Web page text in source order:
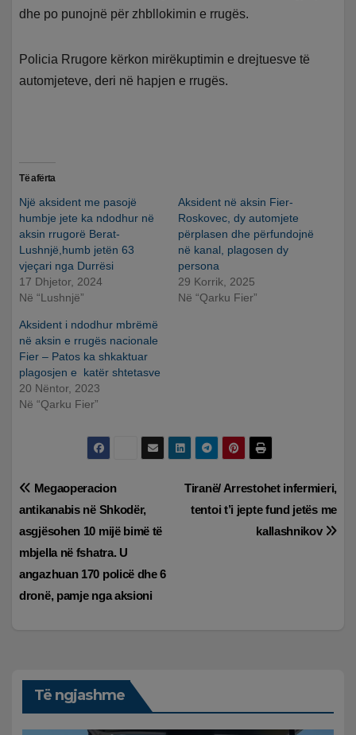
dhe po punojnë për zhbllokimin e rrugës.
Policia Rrugore kërkon mirëkuptimin e drejtuesve të
automjeteve, deri në hapjen e rrugës.
Të afërta
Një aksident me pasojë
humbje jete ka ndodhur në
aksin rrugorë Berat-
Lushnjë,humb jetën 63
vjeçari nga Durrësi
17 Dhjetor, 2024
Në “Lushnjë”
Aksident në aksin Fier-
Roskovec, dy automjete
përplasen dhe përfundojnë
në kanal, plagosen dy
persona
29 Korrik, 2025
Në “Qarku Fier”
Aksident i ndodhur mbrëmë
në aksin e rrugës nacionale
Fier – Patos ka shkaktuar
plagosjen e katër shtetasve
20 Nëntor, 2023
Në “Qarku Fier”
Lëvizje
te
postimet
Tiranë/ Arrestohet infermieri,
tentoi t’i jepte fund jetës me
kallashnikov
Megaoperacion
antikanabis në Shkodër,
asgjësohen 10 mijë bimë të
mbjella në fshatra. U
angazhuan 170 policë dhe 6
dronë, pamje nga aksioni
Të ngjashme